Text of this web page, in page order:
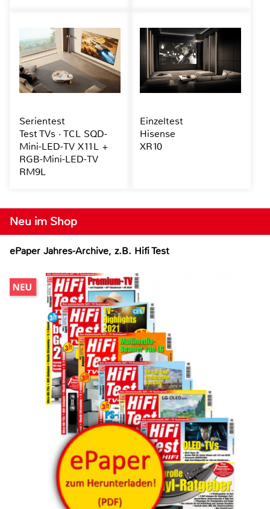
Neu im Shop
ePaper Jahres-Archive, z.B. Hifi Test
Serientest
Test TVs · TCL SQD-
Mini-LED-TV X11L +
RGB-Mini-LED-TV
RM9L
Einzeltest
Hisense
XR10